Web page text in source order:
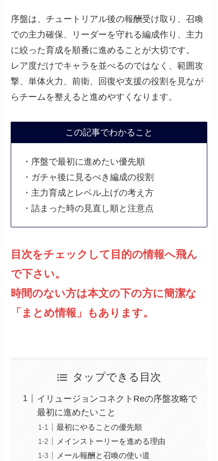
序盤は、チュートリアル後の報酬受け取り、召喚
での主力確保、リーダーを守れる編成作り、主力
に絞った育成を順番に進めることが大切です。
レア度だけでキャラを並べるのではなく、範囲攻
撃、単体火力、前衛、回復や支援の役割を見なが
らチームを整えると進めやすくなります。
この記事でわかること
・序盤で最初に進めたい優先順
・ガチャ後に見るべき編成の役割
・主力育成とレベル上げの考え方
・詰まった時の見直し順と注意点
目次をチェックして目的の情報へ飛ん
で下さい。
時間のない方は本文の下の方に簡潔な
「まとめ情報」もあります。
タップできる目次
イリュージョンコネクトReの序盤攻略で
最初に進めたいこと
最初にやることの優先順
メインストーリーを進める理由
メール報酬と召喚の使い道